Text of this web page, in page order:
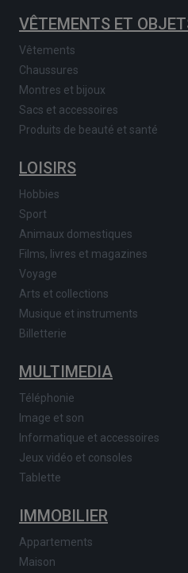
VÊTEMENTS ET
Vêtements
Chaussures
Montres et bijoux
Sacs et accessoires
Produits de beauté et santé
LOISIRS
Hobbies
Sport
Animaux domestiques
Films, livres et magazines
Voyage
Arts et collections
Musique et instruments
Billetterie
MULTIMEDIA
Téléphonie
Image et son
Informatique et accessoires
Jeux vidéo et consoles
Tablette
IMMOBILIER
Appartements
Maison